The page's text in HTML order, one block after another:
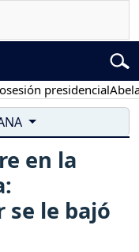
presidencialAbelardo
en la
le bajó